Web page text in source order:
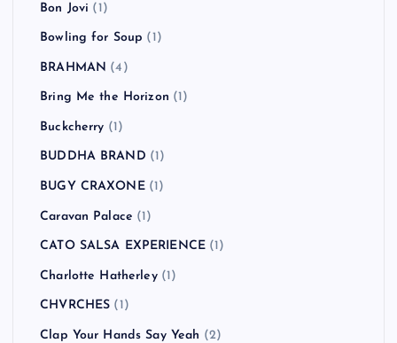
Bon Jovi (1)
Bowling for Soup (1)
BRAHMAN (4)
Bring Me the Horizon (1)
Buckcherry (1)
BUDDHA BRAND (1)
BUGY CRAXONE(1)
Caravan Palace (1)
CATO SALSA EXPERIENCE (1)
Charlotte Hatherley(1)
CHVRCHES (1)
Clap Your Hands Say Yeah (2)